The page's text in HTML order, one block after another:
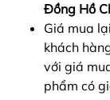
Đồng Hồ
Giá mua
khách
với giá
phẩm có